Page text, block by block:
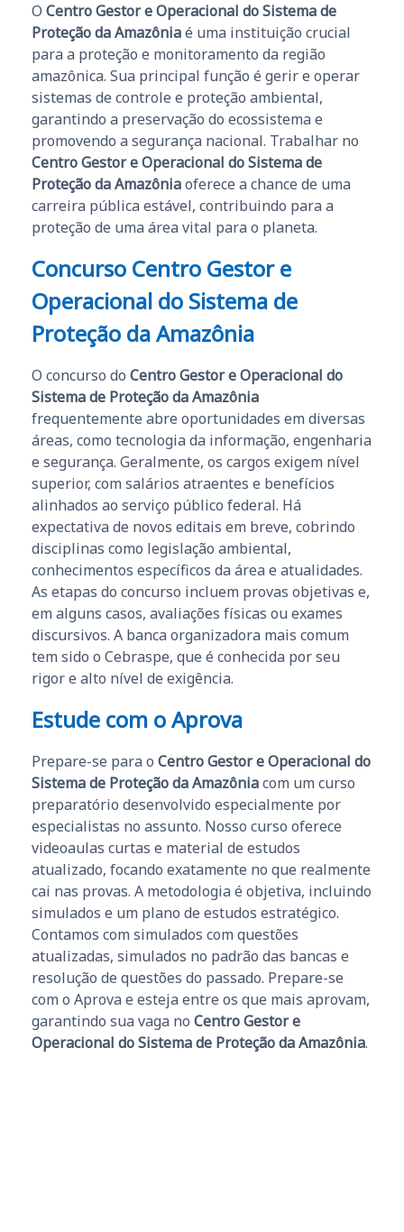
O Centro Gestor e Operacional do Sistema de
Proteção da Amazôniaé uma instituição crucial
para a proteção e monitoramento da região
amazônica. Sua principal função é gerir e operar
sistemas de controle e proteção ambiental,
garantindo a preservação do ecossistema e
promovendo a segurança nacional. Trabalhar no
Centro Gestor e Operacional do Sistema de
Proteção da Amazôniaoferece a chance de uma
carreira pública estável, contribuindo para a
proteção de uma área vital para o planeta.
Concurso Centro Gestor e
Operacional do Sistema de
Proteção da Amazônia
O concurso do Centro Gestor e Operacional do
Sistema de Proteção da Amazônia
frequentemente abre oportunidades em diversas
áreas, como tecnologia da informação, engenharia
e segurança. Geralmente, os cargos exigem nível
superior, com salários atraentes e benefícios
alinhados ao serviço público federal. Há
expectativa de novos editais em breve, cobrindo
disciplinas como legislação ambiental,
conhecimentos específicos da área e atualidades.
As etapas do concurso incluem provas objetivas e,
em alguns casos, avaliações físicas ou exames
discursivos. A banca organizadora mais comum
tem sido o Cebraspe, que é conhecida por seu
rigor e alto nível de exigência.
Estude com o Aprova
Prepare-se para o Centro Gestor e Operacional do
Sistema de Proteção da Amazôniacom um curso
preparatório desenvolvido especialmente por
especialistas no assunto. Nosso curso oferece
videoaulas curtas e material de estudos
atualizado, focando exatamente no que realmente
cai nas provas. A metodologia é objetiva, incluindo
simulados e um plano de estudos estratégico.
Contamos com simulados com questões
atualizadas, simulados no padrão das bancas e
resolução de questões do passado. Prepare-se
com o Aprova e esteja entre os que mais aprovam,
garantindo sua vaga no Centro Gestor e
Operacional do Sistema de Proteção da Amazônia.